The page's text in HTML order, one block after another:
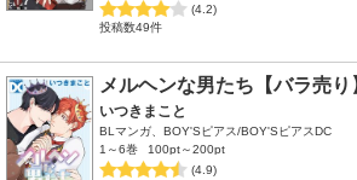
(4.2)
投稿数49件
メルヘンな男たち【バラ売り
いつきまこと
BLマンガ、BOY'Sピアス/BOY'SピアスDC
1～6巻
100pt～200pt
(4.9)